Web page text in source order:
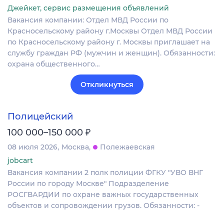
Джейкет, сервис размещения объявлений
Вакансия компании: Отдел МВД России по
Красносельскому району г.Москвы Отдел МВД России
по Красносельскому району г. Москвы приглашает на
службу граждан РФ (мужчин и женщин). Обязанности:
охрана общественного…
Откликнуться
Полицейский
100 000–150 000 ₽
08 июля 2026 Москва
Полежаевская
jobcart
Вакансия компании 2 полк полиции ФГКУ "УВО ВНГ
России по городу Москве" Подразделение
РОСГВАРДИИ по охране важных государственных
объектов и сопровождении грузов. Обязанности: -